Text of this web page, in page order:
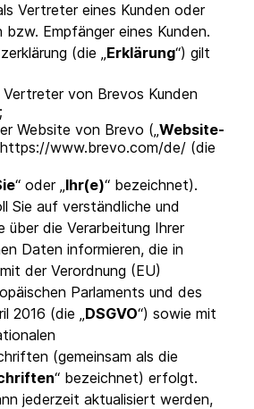
Vertreter eines Kunden oder
Empfänger eines Kunden.
(die „Erklärung“) gilt
von Brevos Kunden
Website von Brevo („Website-
https://www.brevo.com/de/ (die
“ oder „Ihr(e)“ bezeichnet).
Sie auf verständliche und
über die Verarbeitung Ihrer
Daten informieren, die in
der Verordnung (EU)
Parlaments und des
2016 (die „DSGVO“) sowie mit
(gemeinsam als die
“ bezeichnet) erfolgt.
jederzeit aktualisiert werden,